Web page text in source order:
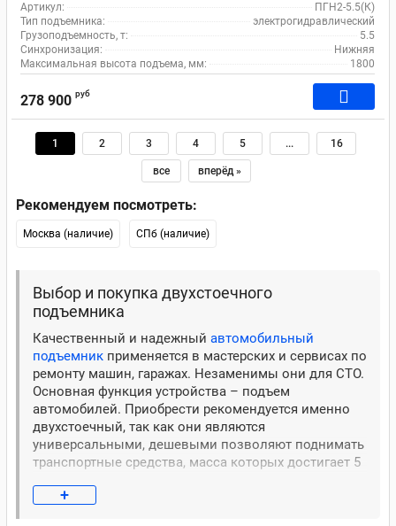
Артикул:
ПГН2-5.5(К)
Тип подъемника:
электрогидравлический
Грузоподъемность, т:
5.5
Синхронизация:
Нижняя
Максимальная высота подъема, мм:
1800
278 900 руб
1 2 3 4 5 ... 16
все вперёд »
Рекомендуем посмотреть:
Москва (наличие) СПб (наличие)
Выбор и покупка двухстоечного
подъемника
Качественный и надежный автомобильный
подъемник применяется в мастерских и сервисах по
ремонту машин, гаражах. Незаменимы они для СТО.
Основная функция устройства – подъем
автомобилей. Приобрести рекомендуется именно
двухстоечный, так как они являются
универсальными, дешевыми позволяют поднимать
транспортные средства, масса которых достигает 5
ограничивается малолитражками или легковыми
+